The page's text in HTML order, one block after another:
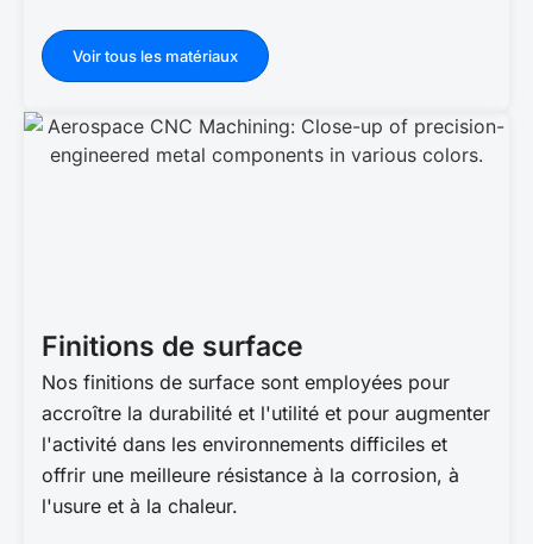
Voir tous les matériaux
Finitions de surface
Nos finitions de surface sont employées pour
accroître la durabilité et l'utilité et pour augmenter
l'activité dans les environnements difficiles et
offrir une meilleure résistance à la corrosion, à
l'usure et à la chaleur.